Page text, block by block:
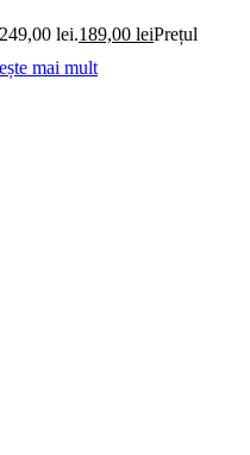
lei.189,00 leiPrețul
mai mult